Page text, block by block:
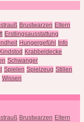
Brustwarzen Eltern
Erstlingsausstattung
Hungergefühl
Info
Kindstod Krabbeldecke
Schwanger
Spielen Spielzeug Stillen
Wissen
Brustwarzen Eltern